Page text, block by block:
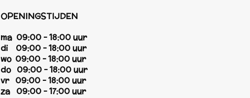
OPENINGSTIJDEN
ma 09:00 - 18:00 uur
di 09:00 - 18:00 uur
wo 09:00 - 18:00 uur
do 09:00 - 18:00 uur
vr 09:00 - 18:00 uur
za 09:00 - 17:00 uur